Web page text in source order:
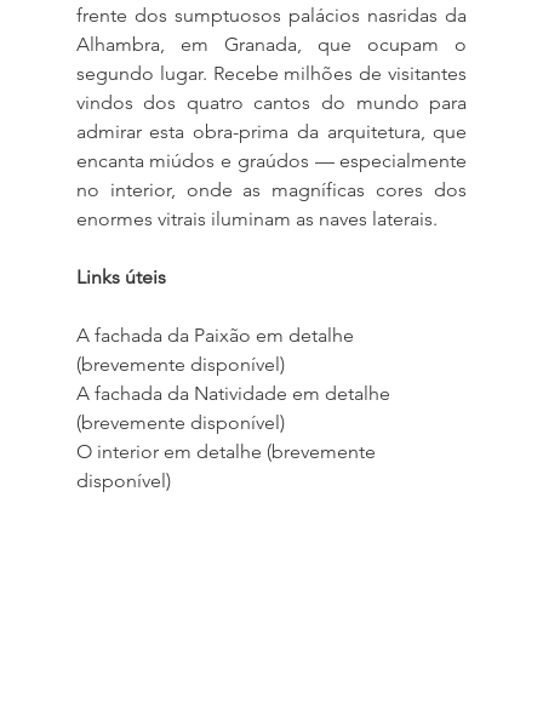
frente dos sumptuosos palácios nasridas da
Alhambra, em Granada, que ocupam o
segundo lugar. Recebe milhões de visitantes
vindos dos quatro cantos do mundo para
admirar esta obra-prima da arquitetura, que
encanta miúdos e graúdos — especialmente
no interior, onde as magníficas cores dos
enormes vitrais iluminam as naves laterais.
Links úteis
A fachada da Paixão em detalhe
(brevemente disponível)
A fachada da Natividade em detalhe
(brevemente disponível)
O interior em detalhe (brevemente
disponível)